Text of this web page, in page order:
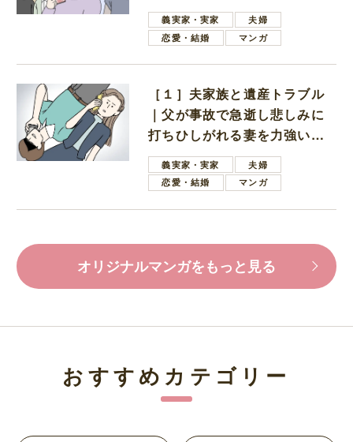
母義実家・実家
夫婦
恋愛・結婚
マンガ
［１］夫家族と遺産トラブル
｜父が事故で急逝し悲しみに
打ちひしがれる妻を力強い言
葉で励ます夫
義実家・実家
夫婦
恋愛・結婚
マンガ
オリジナルマンガをもっと見る
おすすめカテゴリー